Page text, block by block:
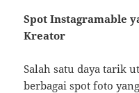
Spot Instagramable
Kreator
Salah satu daya tarik
berbagai spot foto